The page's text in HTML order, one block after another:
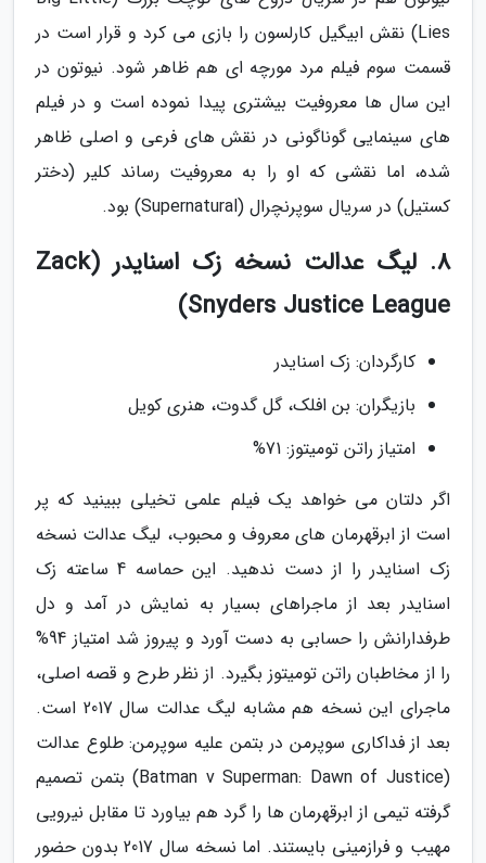
Lies) نقش ابیگیل کارلسون را بازی می کرد و قرار است در
قسمت سوم فیلم مرد مورچه ای هم ظاهر شود. نیوتون در
این سال ها معروفیت بیشتری پیدا نموده است و در فیلم
های سینمایی گوناگونی در نقش های فرعی و اصلی ظاهر
شده، اما نقشی که او را به معروفیت رساند کلیر (دختر
کستیل) در سریال سوپرنچرال (Supernatural) بود.
8. لیگ عدالت نسخه زک اسنایدر (Zack
Snyders Justice League)
کارگردان: زک اسنایدر
بازیگران: بن افلک، گل گدوت، هنری کویل
امتیاز راتن تومیتوز: 71%
اگر دلتان می خواهد یک فیلم علمی تخیلی ببینید که پر
است از ابرقهرمان های معروف و محبوب، لیگ عدالت نسخه
زک اسنایدر را از دست ندهید. این حماسه 4 ساعته زک
اسنایدر بعد از ماجراهای بسیار به نمایش در آمد و دل
طرفدارانش را حسابی به دست آورد و پیروز شد امتیاز 94%
را از مخاطبان راتن تومیتوز بگیرد. از نظر طرح و قصه اصلی،
ماجرای این نسخه هم مشابه لیگ عدالت سال 2017 است.
بعد از فداکاری سوپرمن در بتمن علیه سوپرمن: طلوع عدالت
(Batman v Superman: Dawn of Justice) بتمن تصمیم
گرفته تیمی از ابرقهرمان ها را گرد هم بیاورد تا مقابل نیرویی
مهیب و فرازمینی بایستند. اما نسخه سال 2017 بدون حضور